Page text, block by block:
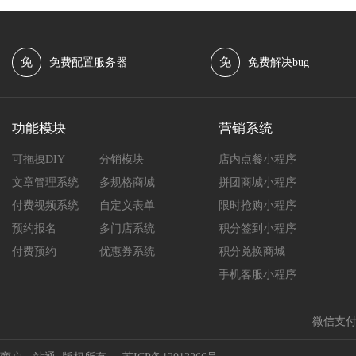
免 免费配置服务器 免 免费解决bug
功能模块
可拖拽DIY
分销模块
文章管理系统
多规格商城
付费视频系统
自定义表单
预约报名
多门店系统
付费预约
优惠券系统
营销系统
店内点餐小程序
拼团商城小程序
限时抢购小程序
积分签到小程序
积分兑换商城
手机客服小程序
微信支付